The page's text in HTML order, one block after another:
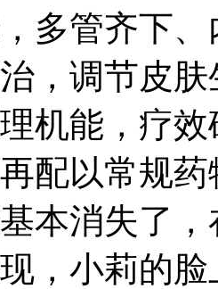
多管齐下
，调节皮
机能，疗
配以常规
本消失了
，小莉的